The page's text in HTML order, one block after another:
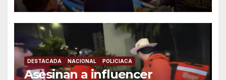
DESTACADA NACIONAL POLICIACA
Asesinan a influencer